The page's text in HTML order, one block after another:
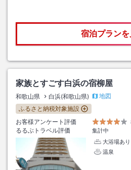
宿泊プラン
家族とすごす白浜の宿柳屋
和歌山県 白浜(和歌山県)
地図
ふるさと納税対象施設
お客様アンケート評価
るるぶトラベル評価
集計中
大浴場あり
温泉